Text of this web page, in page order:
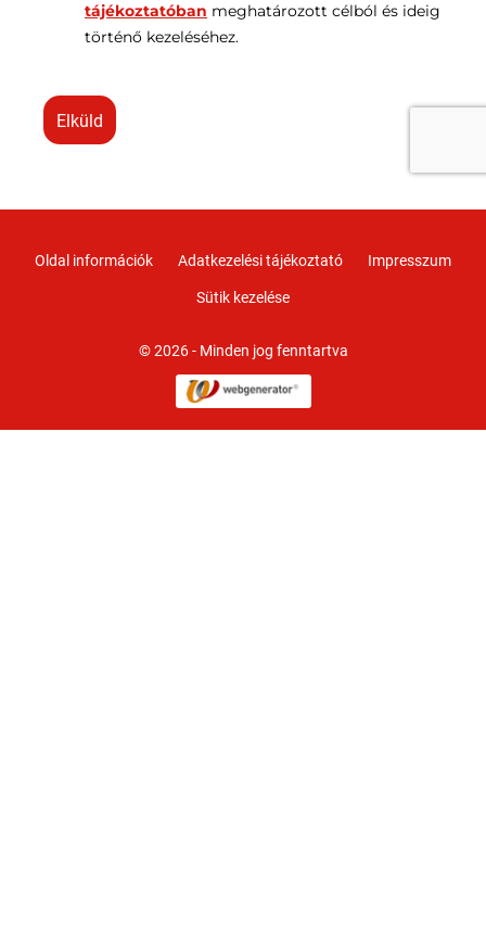
tájékoztatóban meghatározott célból és ideig
történő kezeléséhez.
elküld
© 2026 - Minden jog fenntartva
Oldal információk Adatkezelési tájékoztató Impresszum
Sütik kezelése